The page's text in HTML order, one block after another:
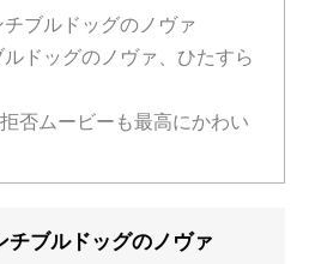
ブルドッグのノヴァ
ルドッグのノヴァ、ひたすら
否ムービーも最高にかわい
チブルドッグのノヴァ